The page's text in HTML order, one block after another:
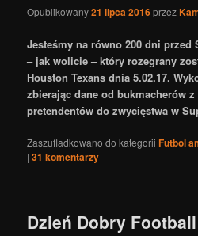
Opublikowany21 lipca 2016przez
Jesteśmy na równo 200 dni przed
– jak wolicie – który rozegrany
Houston Texans dnia 5.02.17.
zbierając dane od bukmacherów z
pretendentów do zwycięstwa w
Zaszufladkowano do kategorii Futbol
|31 komentarzy
Dzień Dobry